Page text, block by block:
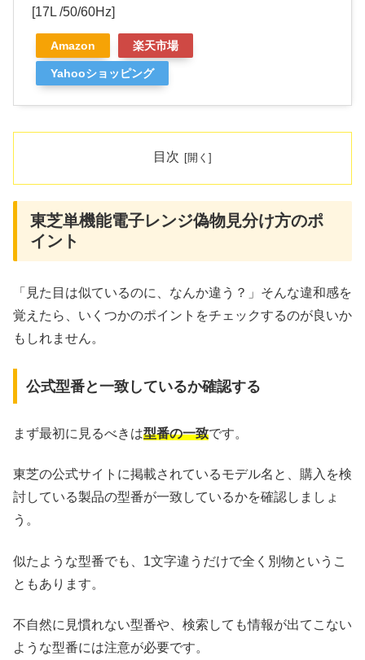
[17L /50/60Hz]
Amazon 楽天市場
Yahooショッピング
目次
東芝単機能電子レンジ偽物見分け方のポ
イント
「見た目は似ているのに、なんか違う？」そんな違和感を
覚えたら、いくつかのポイントをチェックするのが良いか
もしれません。
公式型番と一致しているか確認する
まず最初に見るべきは型番の一致です。
東芝の公式サイトに掲載されているモデル名と、購入を検
討している製品の型番が一致しているかを確認しましょ
う。
似たような型番でも、1文字違うだけで全く別物というこ
ともあります。
不自然に見慣れない型番や、検索しても情報が出てこない
ような型番には注意が必要です。